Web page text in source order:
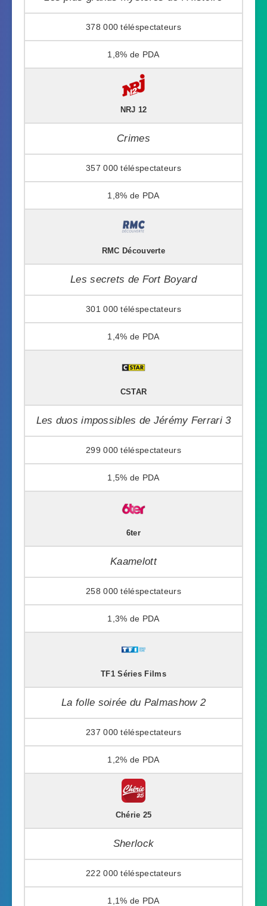
378 000
1,8%
NRJ 12
Crimes
357 000
1,8%
RMC Découverte
Les secrets de Fort Boyard
301 000
1,4%
CSTAR
Les duos impossibles de Jérémy Ferrari 3
299 000
1,5%
6ter
Kaamelott
258 000
1,3%
TF1 Séries Films
La folle soirée du Palmashow 2
237 000
1,2%
Chérie 25
Sherlock
222 000
1,1%